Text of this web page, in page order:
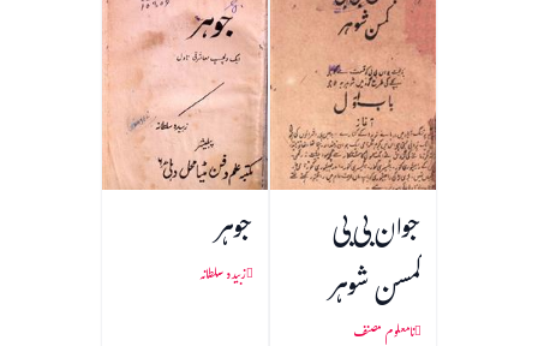
جوان بی بی
کمسن شوہر
نامعلوم مصنف
جوہر
زبیدہ سلطانہ